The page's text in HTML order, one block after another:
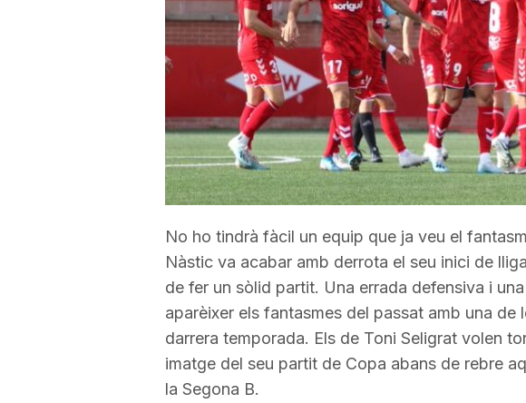
r
r
a
n
No ho tindrà fàcil un equip que ja veu el
Nàstic va acabar amb derrota el seu inici de
de fer un sòlid partit. Una errada defensiva i
aparèixer els fantasmes del passat amb una de
darrera temporada. Els de Toni Seligrat volen
imatge del seu partit de Copa abans de rebre
la Segona B.